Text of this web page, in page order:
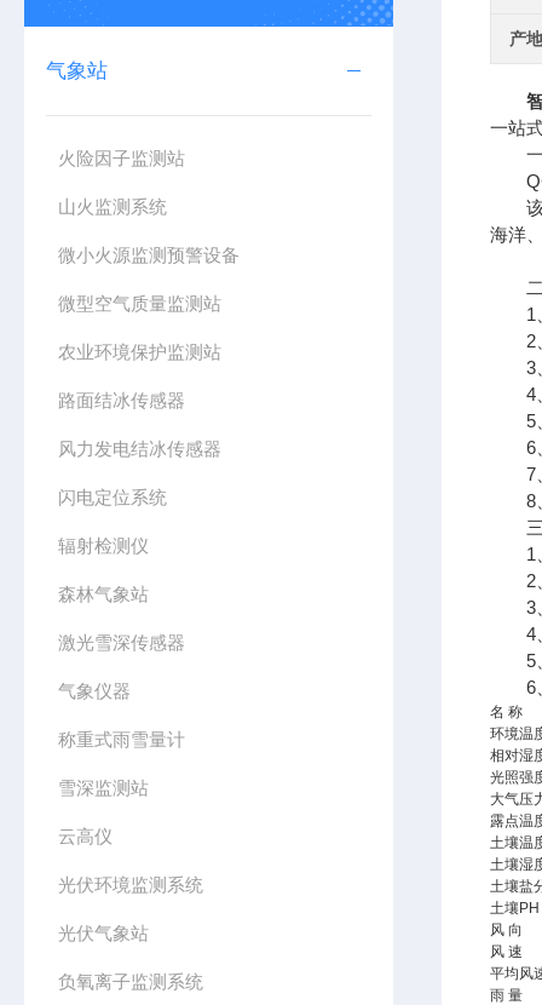
气象站
火险因子监测站
山火监测系统
微小火源监测预警设备
微型空气质量监测站
农业环境保护监测站
路面结冰传感器
风力发电结冰传感器
闪电定位系统
辐射检测仪
森林气象站
激光雪深传感器
气象仪器
称重式雨雪量计
雪深监测站
云高仪
光伏环境监测系统
光伏气象站
负氧离子监测系统
产
一站
一
该设
海洋
二
1、
2、
3、
4、
5、
6、
7、
8、
三
1、
2、
3、
4、
5、
6、
名 称
环境温
相对湿
光照强
大气压
露点温
土壤温
土壤湿
土壤盐
土壤PH
风 向
风 速
平均风
雨 量